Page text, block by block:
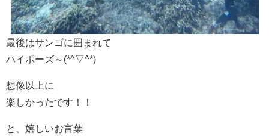
最後はサンゴに囲まれて
ハイポーズ～(*^▽^*)
想像以上に
楽しかったです！！
と、嬉しいお言葉